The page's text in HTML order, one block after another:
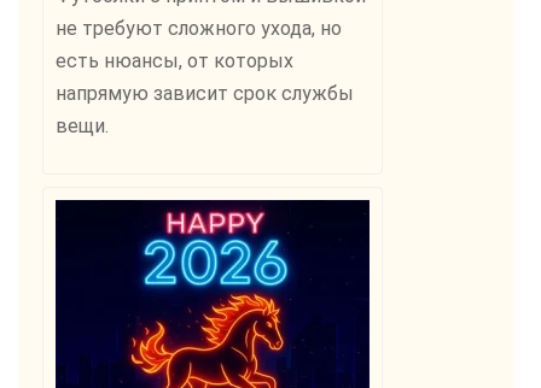
не требуют сложного ухода, но
есть нюансы, от которых
напрямую зависит срок службы
вещи.